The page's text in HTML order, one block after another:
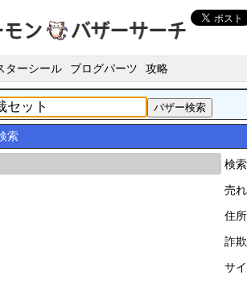
ターシール ブログパーツ 攻略
索
検
売
住
詐
サ